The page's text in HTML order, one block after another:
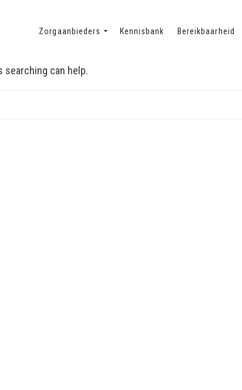
Zorgaanbieders Kennisbank Bereikbaarheid
searching can help.